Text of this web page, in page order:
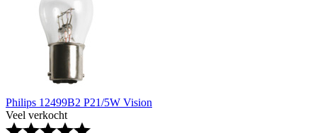
Philips 12499B2 P21/5W Vision
Veel verkocht